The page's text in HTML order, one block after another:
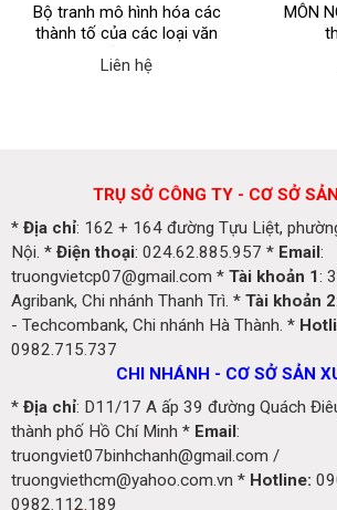
Bộ tranh mô hình hóa các
thành tố của các loại văn
bản thơ
Liên hệ
MÔN
TRỤ SỞ CÔNG TY - CƠ SỞ
* Địa chỉ: 162 + 164 đường Tựu Liệt,
Nội. * Điện thoại: 024.62.885.957 * Email:
truongvietcp07@gmail.com * Tài khoản 1:
Agribank, Chi nhánh Thanh Trì. * Tài khoản 2
- Techcombank, Chi nhánh Hà Thành. *
0982.715.737
CHI NHÁNH - CƠ SỞ SẢN
* Địa chỉ: D11/17 A ấp 39 đường Quách
thành phố Hồ Chí Minh * Email:
truongviet07binhchanh@gmail.com /
truongviethcm@yahoo.com.vn * Hotline:
0982.112.189